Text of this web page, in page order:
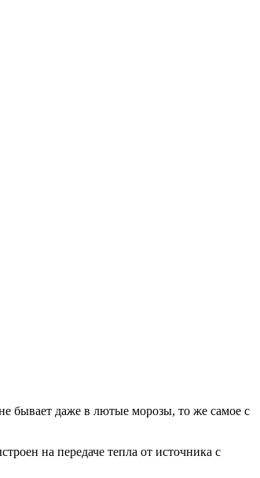
бывает даже в лютые морозы, то же самое с
на передаче тепла от источника с